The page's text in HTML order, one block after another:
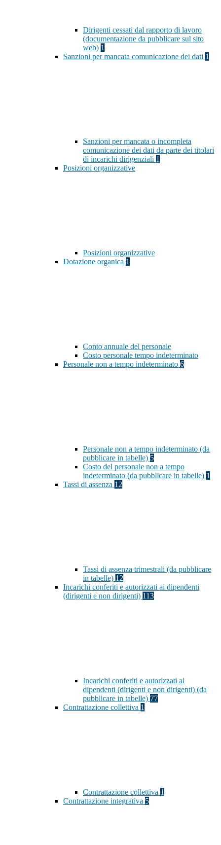
Dirigenti cessati dal rapporto di lavoro
(documentazione da pubblicare sul sito
web) 1
Sanzioni per mancata comunicazione dei dati 1
Sanzioni per mancata o incompleta
comunicazione dei dati da parte dei titolari
di incarichi dirigenziali 1
Posizioni organizzative
Posizioni organizzative
Dotazione organica 1
Conto annuale del personale
Costo personale tempo indeterminato
Personale non a tempo indeterminato 6
Personale non a tempo indeterminato (da
pubblicare in tabelle) 5
Costo del personale non a tempo
indeterminato (da pubblicare in tabelle) 1
Tassi di assenza 12
Tassi di assenza trimestrali (da pubblicare
in tabelle) 12
Incarichi conferiti e autorizzati ai dipendenti
(dirigenti e non dirigenti) 113
Incarichi conferiti e autorizzati ai
dipendenti (dirigenti e non dirigenti) (da
pubblicare in tabelle) 77
Contrattazione collettiva 1
Contrattazione collettiva 1
Contrattazione integrativa 5